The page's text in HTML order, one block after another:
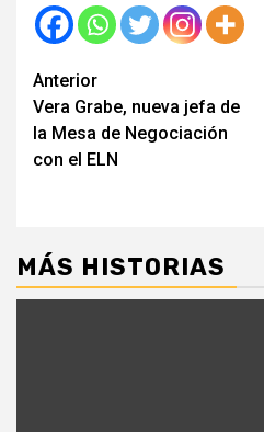
Seguir
leyendo
Anterior
Vera Grabe, nueva jefa de
la Mesa de Negociación
con el ELN
MÁS HISTORIAS